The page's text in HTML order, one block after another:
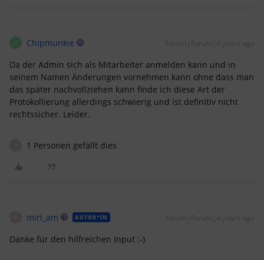
Chipmunkie Forum|Forum|4 years ago
Da der Admin sich als Mitarbeiter anmelden kann und in
seinem Namen Änderungen vornehmen kann ohne dass man
das später nachvollziehen kann finde ich diese Art der
Protokollierung allerdings schwierig und ist definitiv nicht
rechtssicher. Leider.
1 Personen gefällt dies
miri_am AUTOR*IN Forum|Forum|4 years ago
Danke für den hilfreichen Input :-)